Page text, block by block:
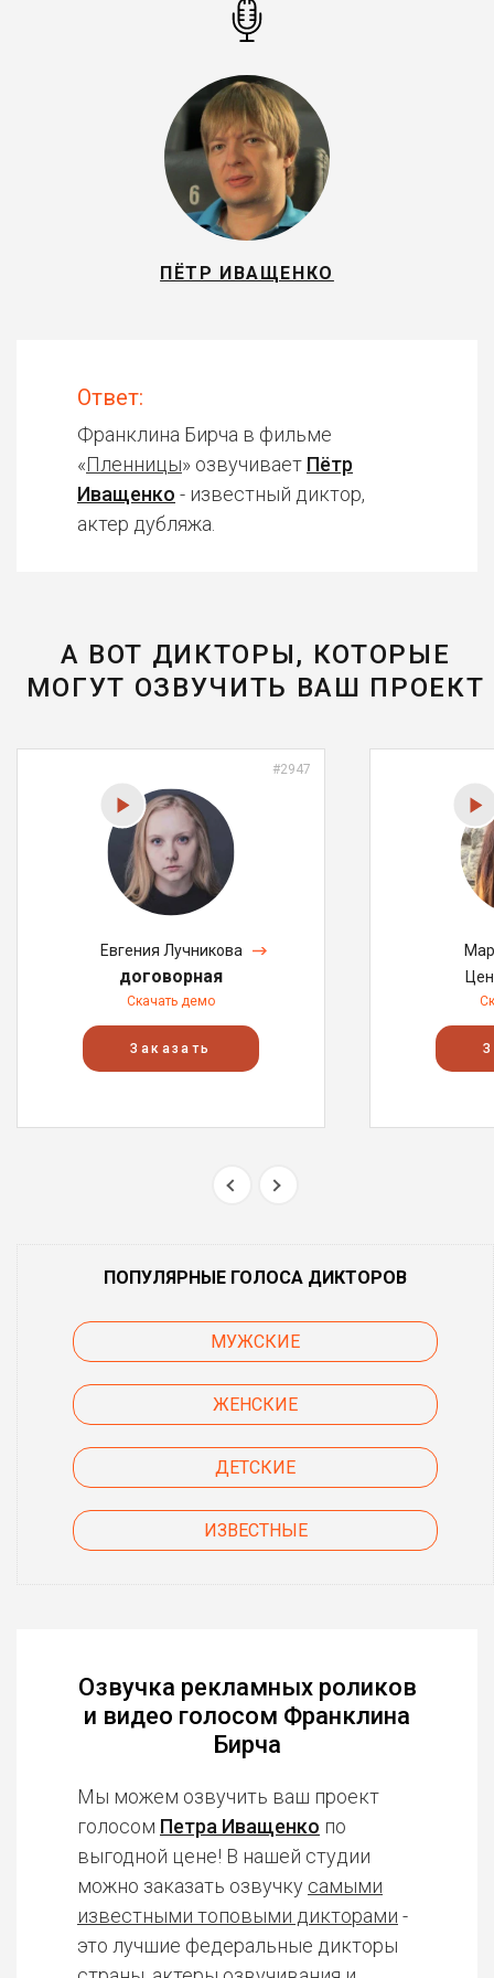
ПЁТР ИВАЩЕНКО
Ответ:
Франклина Бирча в фильме
«Пленницы» озвучивает Пётр
Иващенко - известный диктор,
актер дубляжа.
А ВОТ ДИКТОРЫ, КОТОРЫЕ
МОГУТ ОЗВУЧИТЬ ВАШ ПРОЕКТ
#2947
Евгения Лучникова
договорная
Скачать демо
Заказать
ПОПУЛЯРНЫЕ ГОЛОСА ДИКТОРОВ
МУЖСКИЕ
ЖЕНСКИЕ
ДЕТСКИЕ
ИЗВЕСТНЫЕ
Озвучка рекламных роликов
и видео голосом Франклина
Бирча
Мы можем озвучить ваш проект
голосом Петра Иващенко по
выгодной цене! В нашей студии
можно заказать озвучку самыми
известными топовыми дикторами -
это лучшие федеральные дикторы